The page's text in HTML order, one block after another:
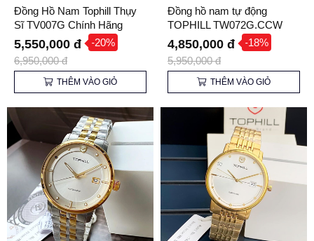
Đồng Hồ Nam Tophill Thụy
Sĩ TV007G Chính Hãng
5,550,000 đ -20%
6,950,000 đ
THÊM VÀO GIỎ
Đồng hồ nam tự động
TOPHILL TW072G.CCW
chính hãng
4,850,000 đ -18%
5,950,000 đ
THÊM VÀO GIỎ